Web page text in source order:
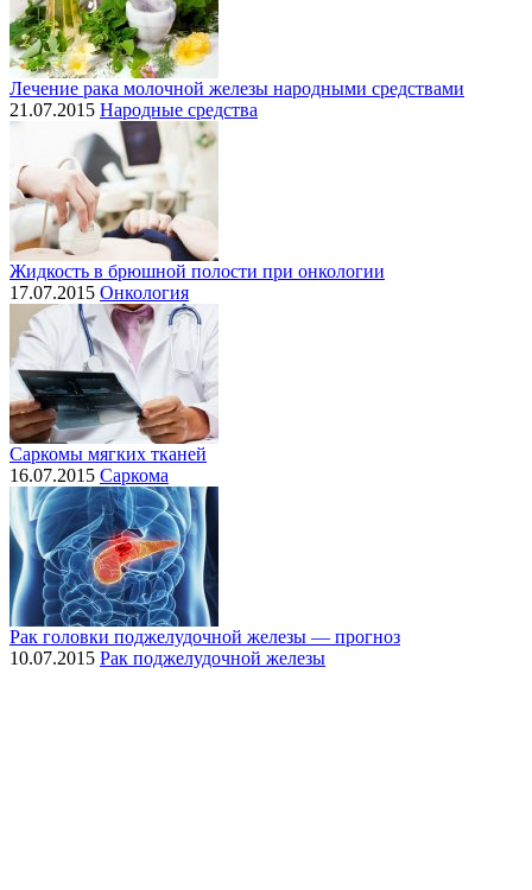
Лечение рака молочной железы народными средствами
21.07.2015 Народные средства
Жидкость в брюшной полости при онкологии
17.07.2015 Онкология
Саркомы мягких тканей
16.07.2015 Саркома
Рак головки поджелудочной железы — прогноз
10.07.2015 Рак поджелудочной железы